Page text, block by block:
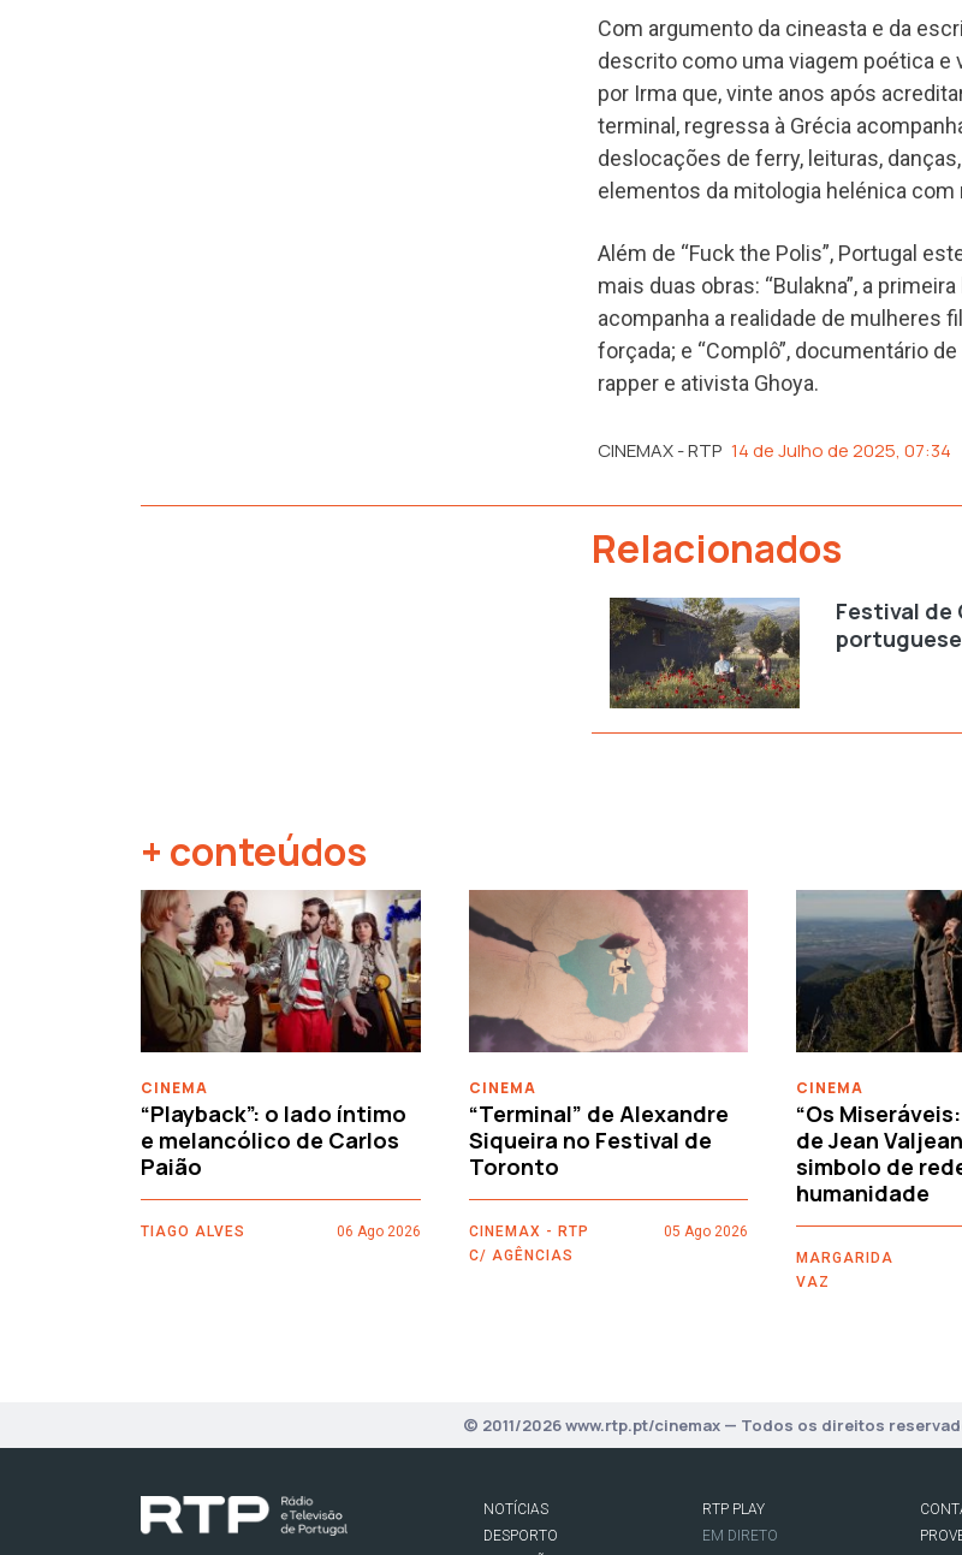
Com argumento da cineasta e da
descrito como uma viagem poética e
por Irma que, vinte anos após
terminal, regressa à Grécia
deslocações de ferry, leituras,
elementos da mitologia helénica
Além de “Fuck the Polis”, Portugal
mais duas obras: “Bulakna”, a
acompanha a realidade de mulheres
forçada; e “Complô”, documentário
rapper e ativista Ghoya.
CINEMAX - RTP 14 de Julho de 2025, 07:34
Relacionados
Festival de
+ conteúdos
CINEMA
“Playback”: o lado íntimo
e melancólico de Carlos
Paião
TIAGO ALVES 06 Ago 2026
CINEMA
“Terminal” de Alexandre
Siqueira no Festival de
Toronto
CINEMAX - RTP
C/ AGÊNCIAS
05 Ago 2026
CINEMA
“Os
de Jean
simbolo de
humanidade
MARGARIDA
VAZ
‹
© 2011/2026 www.rtp.pt/cinemax — Todos os direitos
NOTÍCIAS
DESPORTO
RTP PLAY
EM DIRETO